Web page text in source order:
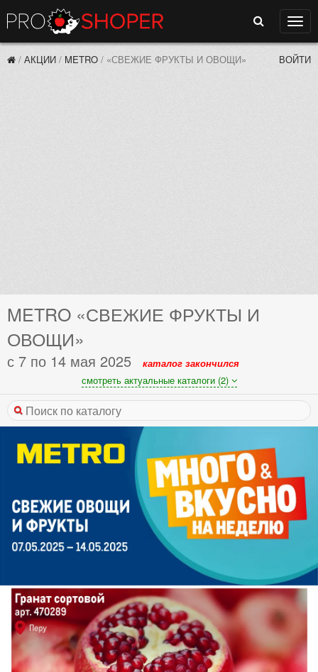
Поиск
/ АКЦИИ / METRO / «СВЕЖИЕ ФРУКТЫ И ОВОЩИ» ВОЙТИ
METRO «СВЕЖИЕ ФРУКТЫ И
ОВОЩИ»
с 7 по 14 мая 2025
каталог закончился
смотреть актуальные каталоги (2)